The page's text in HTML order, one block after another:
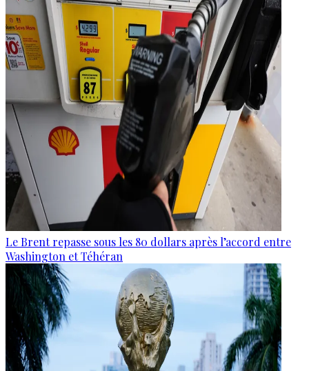
Le Brent repasse sous les 80 dollars après l’accord entre
Washington et Téhéran